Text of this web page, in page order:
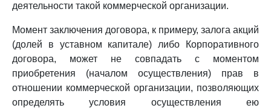
деятельности такой коммерческой организации.
Момент заключения договора, к примеру, залога акций
(долей в уставном капитале) либо Корпоративного
договора, может не совпадать с моментом
приобретения (началом осуществления) прав в
отношении коммерческой организации, позволяющих
определять условия осуществления ею